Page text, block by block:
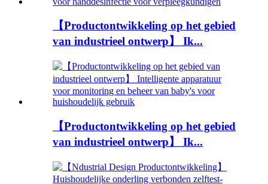
【Productontwikkeling op het gebied
van industrieel ontwerp】 Ik...
【Productontwikkeling op het gebied
van industrieel ontwerp】 Ik...